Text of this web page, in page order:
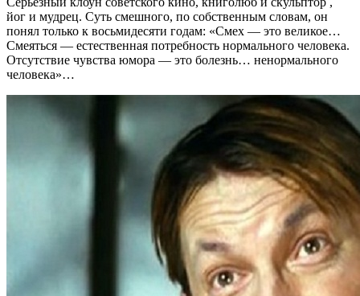
йог и мудрец. Суть смешного, по собственным словам, он
понял только к восьмидесяти годам: «Смех — это великое…
Смеяться — естественная потребность нормального человека.
Отсутствие чувства юмора — это болезнь… ненормального
человека»…